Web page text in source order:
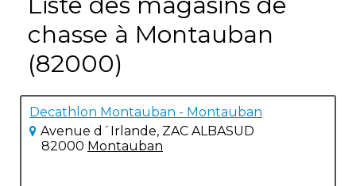
chasse à Montauban
(82000)
Decathlon Montauban - Montauban
Avenue d´Irlande, ZAC ALBASUD
82000 Montauban